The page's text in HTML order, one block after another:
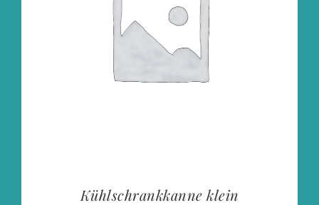
Kühlschrankkanne klein